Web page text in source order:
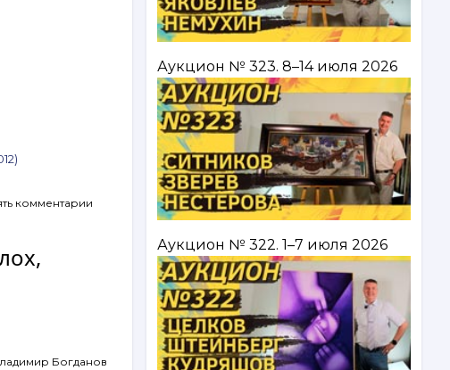
комментарии
Богданов
Аукцион № 323. 8–14 июля 2026
Аукцион № 322. 1–7 июля 2026